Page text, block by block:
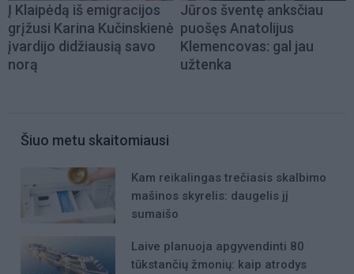
Į Klaipėdą iš emigracijos
grįžusi Karina Kučinskienė
įvardijo didžiausią savo
norą
Jūros šventę anksčiau
puošęs Anatolijus
Klemencovas: gal jau
užtenka
Šiuo metu skaitomiausi
Kam reikalingas trečiasis skalbimo
mašinos skyrelis: daugelis jį
sumaišo
Laive planuoja apgyvendinti 80
tūkstančių žmonių: kaip atrodys